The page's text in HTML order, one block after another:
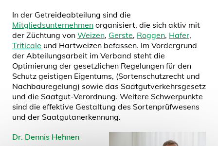
In der Getreideabteilung sind die
Mitgliedsunternehmen organisiert, die sich aktiv mit
der Züchtung von Weizen, Gerste, Roggen, Hafer,
Triticale und Hartweizen befassen. Im Vordergrund
der Abteilungsarbeit im Verband steht die
Optimierung der gesetzlichen Regelungen für den
Schutz geistigen Eigentums, (Sortenschutzrecht und
Nachbauregelung) sowie das Saatgutverkehrsgesetz
und die Saatgut-Verordnung. Weitere Schwerpunkte
sind die effektive Gestaltung des Sortenprüfwesens
und der Saatgutanerkennung.
Dr. Dennis Hehnen